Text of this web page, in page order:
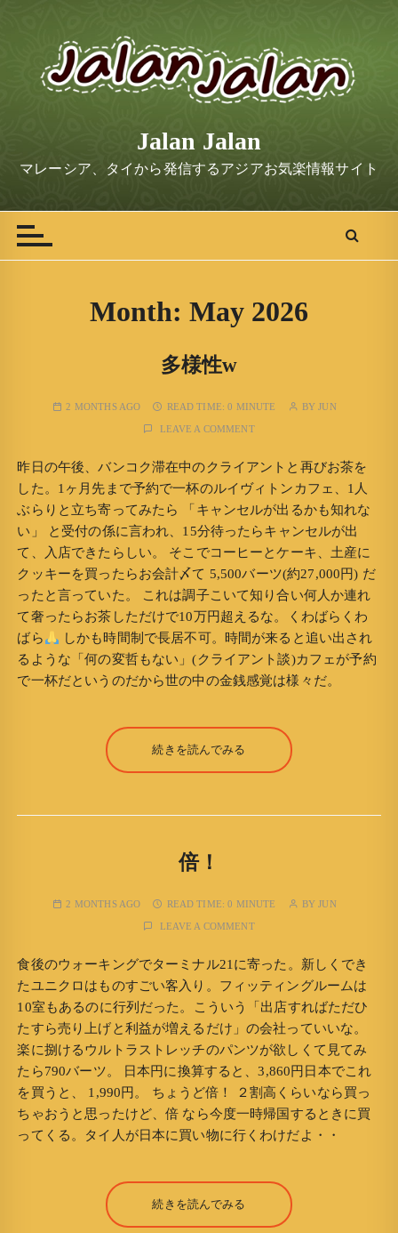
t
Jalan Jalan
マレーシア、タイから発信するアジアお気楽情報サイト
Month: May 2026
多様性w
2 MONTHS AGO READ TIME:0 MINUTE BYJUN
LEAVE A COMMENT
昨日の午後、バンコク滞在中のクライアントと再びお茶を
した。1ヶ月先まで予約で一杯のルイヴィトンカフェ、1人
ぶらりと立ち寄ってみたら 「キャンセルが出るかも知れな
い」 と受付の係に言われ、15分待ったらキャンセルが出
て、入店できたらしい。 そこでコーヒーとケーキ、土産に
クッキーを買ったらお会計〆て 5,500バーツ(約27,000円) だ
ったと言っていた。 これは調子こいて知り合い何人か連れ
て奢ったらお茶しただけで10万円超えるな。くわばらくわ
ばら
しかも時間制で長居不可。時間が来ると追い出され
るような「何の変哲もない」(クライアント談)カフェが予約
で一杯だというのだから世の中の金銭感覚は様々だ。
続きを読んでみる
倍！
2 MONTHS AGO READ TIME:0 MINUTE BYJUN
LEAVE A COMMENT
食後のウォーキングでターミナル21に寄った。新しくでき
たユニクロはものすごい客入り。フィッティングルームは
10室もあるのに行列だった。こういう「出店すればただひ
たすら売り上げと利益が増えるだけ」の会社っていいな。
楽に捌けるウルトラストレッチのパンツが欲しくて見てみ
たら790バーツ。 日本円に換算すると、3,860円日本でこれ
を買うと、 1,990円。 ちょうど倍！ ２割高くらいなら買っ
ちゃおうと思ったけど、倍 なら今度一時帰国するときに買
ってくる。タイ人が日本に買い物に行くわけだよ・・
続きを読んでみる